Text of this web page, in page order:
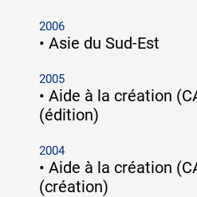
2006
• Asie du Sud-Est
2005
• Aide à la création
(édition)
2004
• Aide à la création
(création)